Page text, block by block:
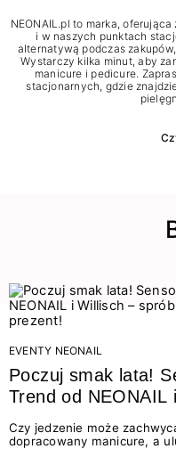
NEONAIL.pl to marka,
i w naszych punktach
alternatywą podczas
Wystarczy kilka minut, aby
manicure i pedicure.
stacjonarnych, gdzie
EVENTY NEONAIL
Poczuj smak lata!
Trend od NEONAIL
nowych lodów i
Czy jedzenie może
dopracowany manicure, a